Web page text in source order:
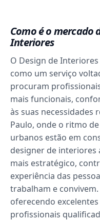
Como é o mercado
Interiores
O Design de
como um serviço
procuram
mais funcionais,
às suas necessidades
Paulo, onde o ritmo
urbanos estão em
designer de interiores
mais estratégico,
experiência das
trabalham e
oferecendo
profissionais